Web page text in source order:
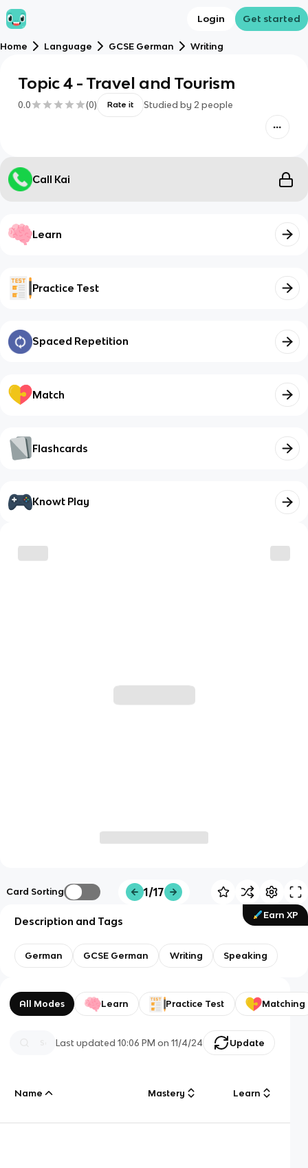
Login Get started
Home Language GCSE German Writing
Topic 4 - Travel and Tourism
0.0 (0) Rate it Studied by 2 people
Call Kai
Learn
Practice Test
Spaced Repetition
Match
Flashcards
Knowt Play
Card Sorting 1/17
Earn XP
Description and Tags
German GCSE German Writing Speaking
All Modes Learn Practice Test Matching
Last updated10:06 PM on 11/4/24 Update
Name Mastery Learn